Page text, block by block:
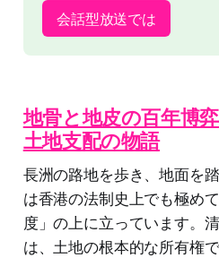
会話型放送では
地骨と地皮の百年博
土地支配の物語
長洲の路地を歩き、地面を
は香港の法制史上でも極め
度」の上に立っています。
は、土地の根本的な所有権